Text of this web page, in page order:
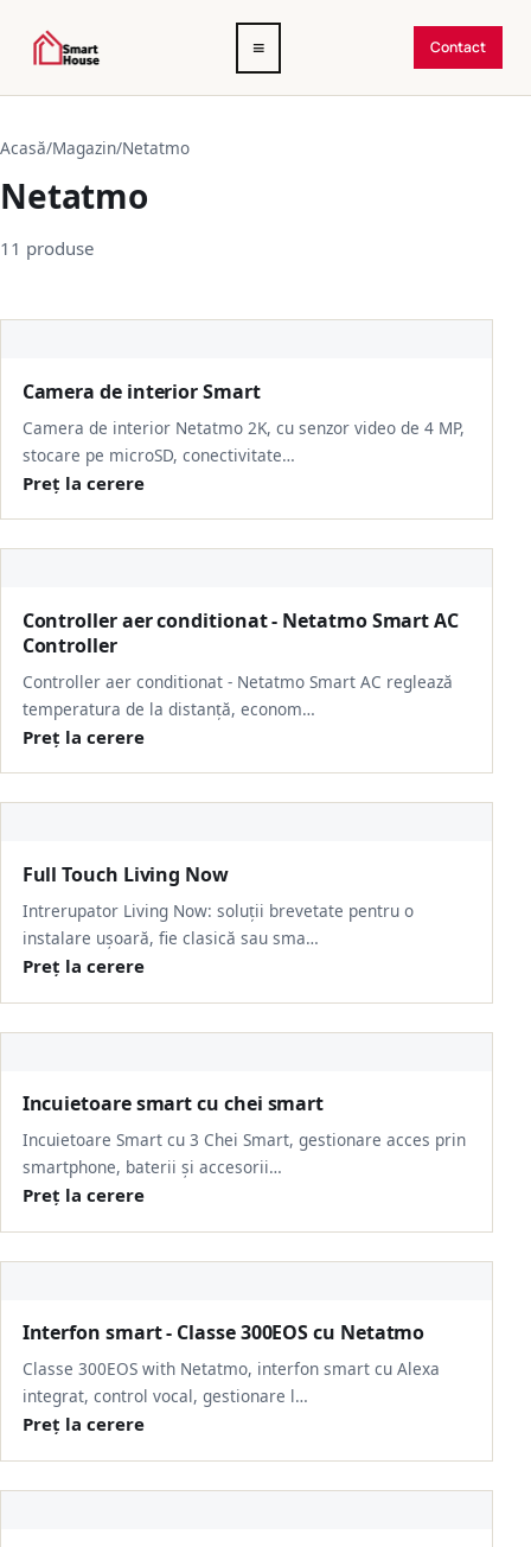
Deschide
meniul
≡ Contact
Acasă/Magazin/Netatmo
Netatmo
11 produse
Camera de interior Smart
Camera de interior Netatmo 2K, cu senzor video de 4 MP,
stocare pe microSD, conectivitate…
Preț la cerere
Controller aer conditionat - Netatmo Smart AC
Controller
Controller aer conditionat - Netatmo Smart AC reglează
temperatura de la distanță, econom…
Preț la cerere
Full Touch Living Now
Intrerupator Living Now: soluții brevetate pentru o
instalare ușoară, fie clasică sau sma…
Preț la cerere
Incuietoare smart cu chei smart
Incuietoare Smart cu 3 Chei Smart, gestionare acces prin
smartphone, baterii și accesorii…
Preț la cerere
Interfon smart - Classe 300EOS cu Netatmo
Classe 300EOS with Netatmo, interfon smart cu Alexa
integrat, control vocal, gestionare l…
Preț la cerere